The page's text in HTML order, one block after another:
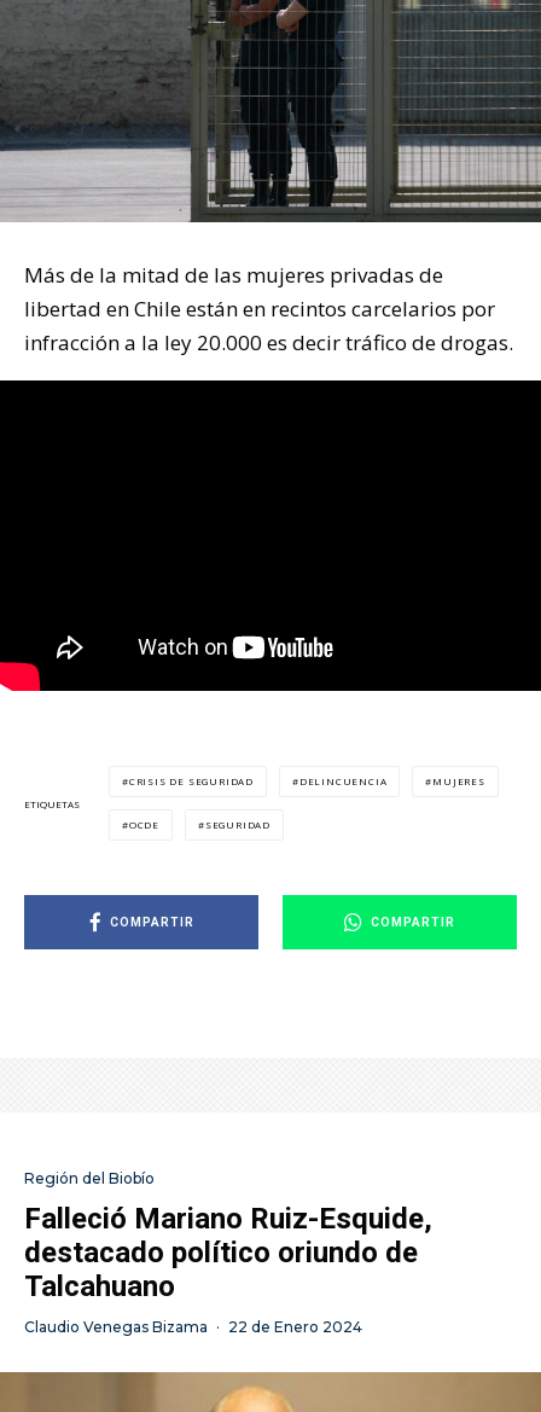
Más de la mitad de las mujeres privadas de
libertad en Chile están en recintos carcelarios por
infracción a la ley 20.000 es decir tráfico de drogas.
ETIQUETAS
CRISIS DE SEGURIDAD DELINCUENCIA MUJERES
OCDE SEGURIDAD
COMPARTIR COMPARTIR
Región del Biobío
Falleció Mariano Ruiz-Esquide,
destacado político oriundo de
Talcahuano
Claudio Venegas Bizama · 22 de Enero 2024